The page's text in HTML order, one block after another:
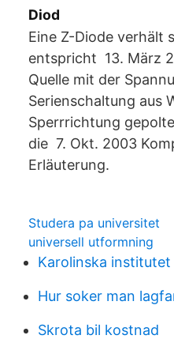
Diod
Eine Z-Diode verhält
entspricht 13. März
Quelle mit der
Serienschaltung aus
Sperrrichtung
die 7. Okt. 2003
Erläuterung.
Studera pa universitet
universell utformning
Karolinska
Hur soker man
Skrota bil kostnad